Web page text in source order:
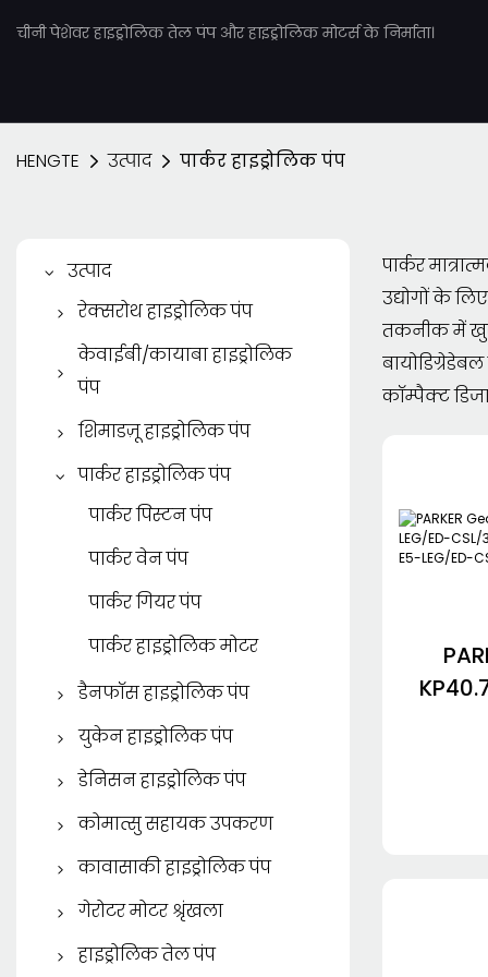
चीनी पेशेवर हाइड्रोलिक तेल पंप और हाइड्रोलिक मोटर्स के निर्माता।
HENGTE उत्पाद पार्कर हाइड्रोलिक पंप
उत्पाद
रेक्सरोथ हाइड्रोलिक पंप
रेक्सरोथ पिस्टन पंप
रेक्सरोथ वेन पंप
रेक्स्रोथ गियर पंप
रेक्सरोथ हाइड्रोलिक मोटर
केवाईबी/कायाबा हाइड्रोलिक
पंप
केवाईबी/कायाबा गियर पंप
केवाईबी पिस्टन पंप
केवाईबी ट्रैवल मोटर
शिमाडज़ू हाइड्रोलिक पंप
शिमदज़ू गियर पंप
पार्कर हाइड्रोलिक पंप
पार्कर पिस्टन पंप
पार्कर वेन पंप
पार्कर गियर पंप
पार्कर हाइड्रोलिक मोटर
डैनफॉस हाइड्रोलिक पंप
डैनफॉस पिस्टन पंप
डैनफॉस गियर पंप
युकेन हाइड्रोलिक पंप
युकेन पिस्टन पंप
युकेन वेन पंप
डेनिसन हाइड्रोलिक पंप
डेनिसन पिस्टन पंप
डेनिसन वेन पंप
SAUER DANFOSS
कोमात्सु सहायक उपकरण
कोमात्सु स्पेयर पार्ट्स
कावासाकी हाइड्रोलिक पंप
कावासाकी पिस्टन पंप
गेरोटर मोटर श्रृंखला
ईटन गेरोटर मोटर
हाइड्रोलिक तेल पंप
पार्कर
उद्योगों के
तकनीक में खुले
कॉम्पैक्ट